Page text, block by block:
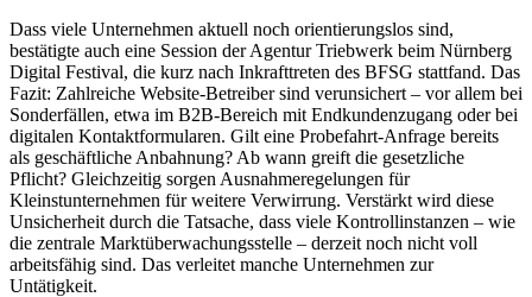
Dass viele Unternehmen aktuell noch orientierungslos sind,
bestätigte auch eine Session der Agentur Triebwerk beim Nürnberg
Digital Festival, die kurz nach Inkrafttreten des BFSG stattfand. Das
Fazit: Zahlreiche Website-Betreiber sind verunsichert – vor allem bei
Sonderfällen, etwa im B2B-Bereich mit Endkundenzugang oder bei
digitalen Kontaktformularen. Gilt eine Probefahrt-Anfrage bereits
als geschäftliche Anbahnung? Ab wann greift die gesetzliche
Pflicht? Gleichzeitig sorgen Ausnahmeregelungen für
Kleinstunternehmen für weitere Verwirrung. Verstärkt wird diese
Unsicherheit durch die Tatsache, dass viele Kontrollinstanzen – wie
die zentrale Marktüberwachungsstelle – derzeit noch nicht voll
arbeitsfähig sind. Das verleitet manche Unternehmen zur
Untätigkeit.